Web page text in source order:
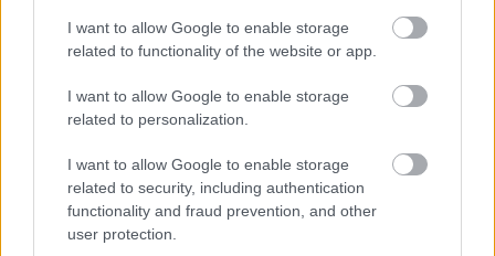
I want to allow Google to enable storage
related to functionality of the website or app.
I want to allow Google to enable storage
related to personalization.
I want to allow Google to enable storage
related to security, including authentication
functionality and fraud prevention, and other
user protection.
hiihdon suosiota nuorten urheilijoiden ja kaikenikäisten fanien
keskuudessa Italiassa. Vahvan 8. sijan jälkeen Pro Team -
aikakauden nimellä Team Slavia Pojišťovna Robinson Trentino,
yhteistyön Italian Robinson Trentinon ja tšekkiläisen
vakuutusyhtiö Slavia Pojišťovnan välille.